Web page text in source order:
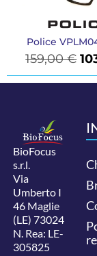
Police
159,00€
BioFocus
s.r.l.
Via
Umberto I
46 Maglie
(LE) 73024
N. Rea: LE-
305825